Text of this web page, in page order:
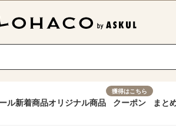
ル新着商品オリジナル商品
獲得はこちら
クーポン まと